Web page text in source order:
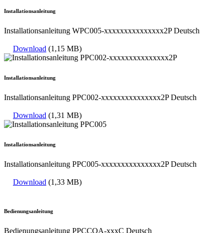
Installationsanleitung
Installationsanleitung WPC005-xxxxxxxxxxxxxxx2P Deutsch
Download (1,15 MB)
Installationsanleitung
Installationsanleitung PPC002-xxxxxxxxxxxxxxx2P Deutsch
Download (1,31 MB)
Installationsanleitung
Installationsanleitung PPC005-xxxxxxxxxxxxxxx2P Deutsch
Download (1,33 MB)
Bedienungsanleitung
Bedienungsanleitung PPCCOA-xxxC Deutsch